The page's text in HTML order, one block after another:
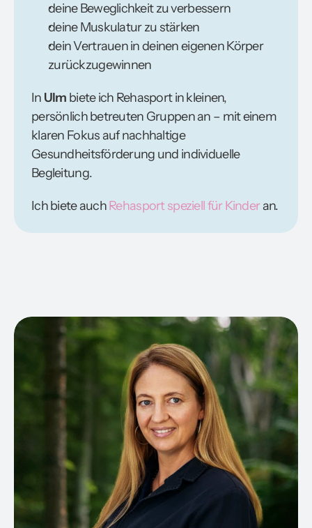
deine Beweglichkeit zu verbessern
deine Muskulatur zu stärken
dein Vertrauen in deinen eigenen Körper
zurückzugewinnen
In Ulm biete ich Rehasport in kleinen,
persönlich betreuten Gruppen an – mit einem
klaren Fokus auf nachhaltige
Gesundheitsförderung und individuelle
Begleitung.
Ich biete auchRehasport speziell für Kinderan.